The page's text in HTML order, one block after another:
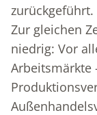
zurückgeführt.
Zur gleichen
niedrig: Vor
Arbeitsmärkte